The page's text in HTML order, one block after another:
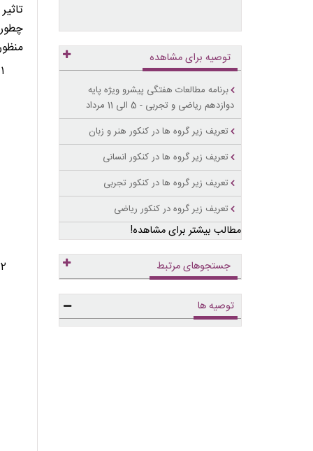
توصیه برای مشاهده
برنامه مطالعات هفتگی پیشرو ویژه پایه
دوازدهم ریاضی و تجربی - 5 الی 11 مرداد
تعریف زیر گروه ها در کنکور هنر و زبان
تعریف زیر گروه ها در کنکور انسانی
تعریف زیر گروه ها در کنکور تجربی
تعریف زیر گروه در کنکور ریاضی
مطالب بیشتر برای مشاهده!
جستجوهای مرتبط
توصیه ها